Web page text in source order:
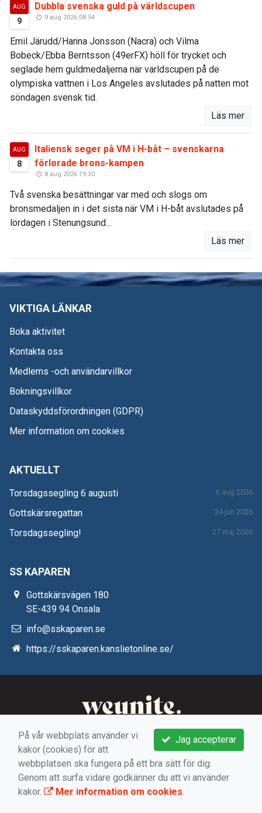
AUG
9
Dubbla svenska guld på världscupen
9 aug 2026 08:54
Emil Järudd/Hanna Jonsson (Nacra) och Vilma
Bobeck/Ebba Berntsson (49erFX) höll för trycket och
seglade hem guldmedaljerna när världscupen på de
olympiska vattnen i Los Angeles avslutades på natten mot
söndagen svensk tid.
Läs mer
AUG
8
Italiensk seger på VM i H-båt – svenskarna
förlorade brons-kampen
8 aug 2026 19:30
Två svenska besättningar var med och slogs om
bronsmedaljen in i det sista när VM i H-båt avslutades på
lördagen i Stenungsund...
Läs mer
VIKTIGA LÄNKAR
Boka aktivitet
Kontakta oss
Medlems -och användarvillkor
Bokningsvillkor
Dataskyddsförordningen (GDPR)
Mer information om cookies
AKTUELLT
Torsdagssegling 6 augusti 6 aug 2026
Gottskärsregattan 24 jun 2026
Torsdagssegling! 27 maj 2026
SS KAPAREN
Gottskärsvägen 180
SE-439 94 Onsala
info@sskaparen.se
https://sskaparen.kanslietonline.se/
Jag accepterar
På vår webbplats använder vi
kakor (cookies) för att
webbplatsen ska fungera på ett bra sätt för dig.
Genom att surfa vidare godkänner du att vi använder
kakor.
Mer information om cookies.